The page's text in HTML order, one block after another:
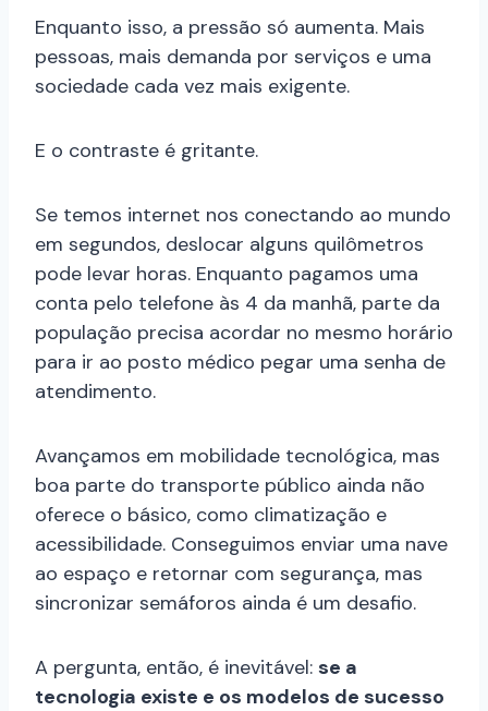
Enquanto isso, a pressão só aumenta. Mais
pessoas, mais demanda por serviços e uma
sociedade cada vez mais exigente.
E o contraste é gritante.
Se temos internet nos conectando ao mundo
em segundos, deslocar alguns quilômetros
pode levar horas. Enquanto pagamos uma
conta pelo telefone às 4 da manhã, parte da
população precisa acordar no mesmo horário
para ir ao posto médico pegar uma senha de
atendimento.
Avançamos em mobilidade tecnológica, mas
boa parte do transporte público ainda não
oferece o básico, como climatização e
acessibilidade. Conseguimos enviar uma nave
ao espaço e retornar com segurança, mas
sincronizar semáforos ainda é um desafio.
A pergunta, então, é inevitável: se a
tecnologia existe e os modelos de sucesso